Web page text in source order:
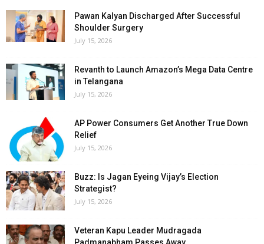
Pawan Kalyan Discharged After Successful
Shoulder Surgery
July 15, 2026
Revanth to Launch Amazon’s Mega Data Centre
in Telangana
July 15, 2026
AP Power Consumers Get Another True Down
Relief
July 15, 2026
Buzz: Is Jagan Eyeing Vijay’s Election
Strategist?
July 15, 2026
Veteran Kapu Leader Mudragada